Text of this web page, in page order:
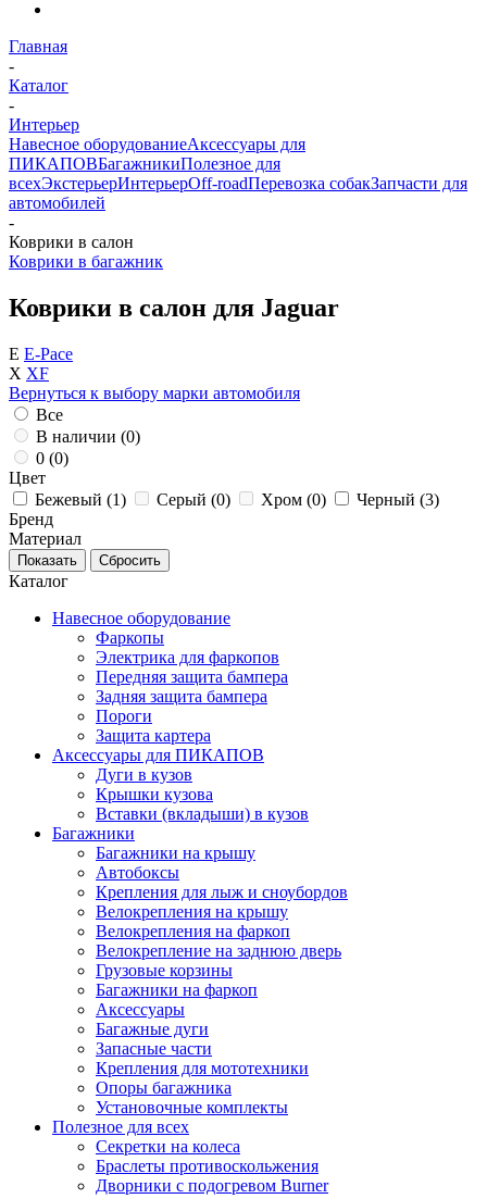
Главная
-
Каталог
-
Интерьер
Навесное оборудованиеАксессуары для
ПИКАПОВБагажникиПолезное для
всехЭкстерьерИнтерьерOff-roadПеревозка собакЗапчасти для
автомобилей
-
Коврики в салон
Коврики в багажник
Коврики в салон для Jaguar
E E-Pace
X XF
Вернуться к выбору марки автомобиля
Все
В наличии (0)
0 (0)
Цвет
Бежевый (1) Серый (0) Хром (0) Черный (3)
Бренд
Материал
Каталог
Навесное оборудование
Фаркопы
Электрика для фаркопов
Передняя защита бампера
Задняя защита бампера
Пороги
Защита картера
Аксессуары для ПИКАПОВ
Дуги в кузов
Крышки кузова
Вставки (вкладыши) в кузов
Багажники
Багажники на крышу
Автобоксы
Крепления для лыж и сноубордов
Велокрепления на крышу
Велокрепления на фаркоп
Велокрепление на заднюю дверь
Грузовые корзины
Багажники на фаркоп
Аксессуары
Багажные дуги
Запасные части
Крепления для мототехники
Опоры багажника
Установочные комплекты
Полезное для всех
Секретки на колеса
Браслеты противоскольжения
Дворники с подогревом Burner